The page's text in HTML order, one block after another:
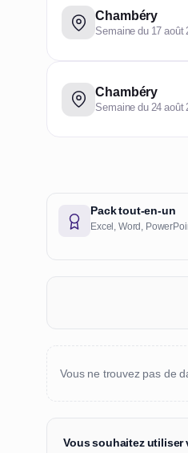
Chambéry
Semaine du 17 août
Chambéry
Semaine du 24 août
Pack tout-en-un
Excel, Word,
Vous ne trouvez pas de
Vous souhaitez utiliser